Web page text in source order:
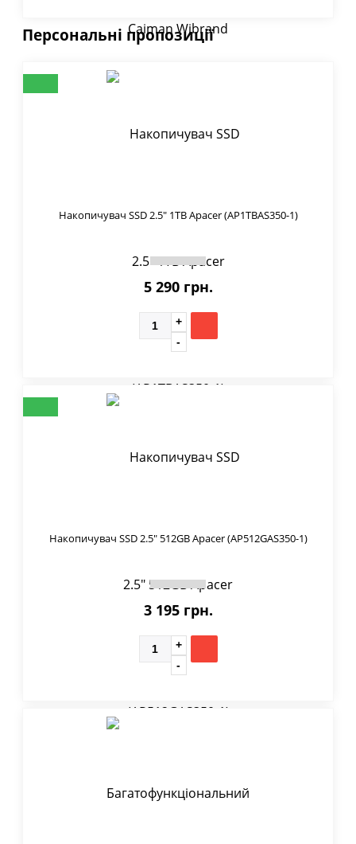
Персональні пропозиції
Накопичувач SSD 2.5" 1TB Apacer (AP1TBAS350-1)
5 290 грн.
Накопичувач SSD 2.5" 512GB Apacer (AP512GAS350-1)
3 195 грн.